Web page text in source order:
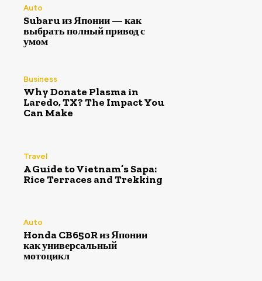
Auto
Subaru из Японии — как
выбрать полный привод с
умом
Business
Why Donate Plasma in
Laredo, TX? The Impact You
Can Make
Travel
A Guide to Vietnam’s Sapa:
Rice Terraces and Trekking
Auto
Honda CB650R из Японии
как универсальный
мотоцикл